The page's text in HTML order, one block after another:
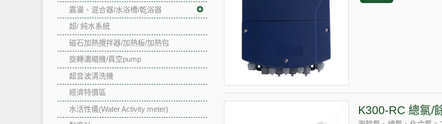
震盪、混合器/水浴槽/乾浴器
超/ 純水系統
磁石加熱攪拌器/加熱板/加熱包
旋轉濃縮機/真空pump
超音波清洗機
經濟特價區
水活性儀(Water Activity meter)
K300-RC 總氯/